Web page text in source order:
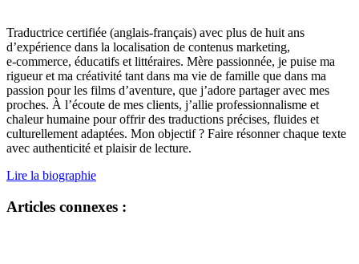
Traductrice certifiée (anglais-français) avec plus de huit ans
d’expérience dans la localisation de contenus marketing,
e‑commerce, éducatifs et littéraires. Mère passionnée, je puise ma
rigueur et ma créativité tant dans ma vie de famille que dans ma
passion pour les films d’aventure, que j’adore partager avec mes
proches. À l’écoute de mes clients, j’allie professionnalisme et
chaleur humaine pour offrir des traductions précises, fluides et
culturellement adaptées. Mon objectif ? Faire résonner chaque texte
avec authenticité et plaisir de lecture.
Lire la biographie
Articles connexes :